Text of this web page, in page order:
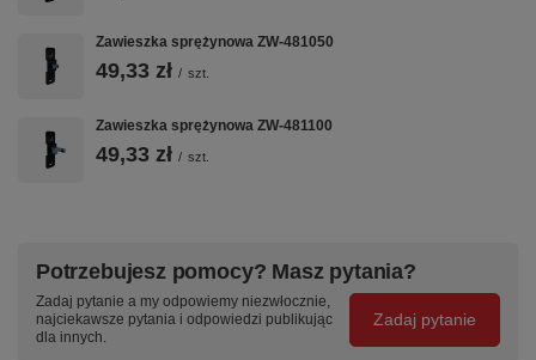
Zawieszka sprężynowa ZW-481050
49,33 zł / szt.
Zawieszka sprężynowa ZW-481100
49,33 zł / szt.
Potrzebujesz pomocy? Masz pytania?
Zadaj pytanie a my odpowiemy niezwłocznie,
najciekawsze pytania i odpowiedzi publikując
dla innych.
Zadaj pytanie